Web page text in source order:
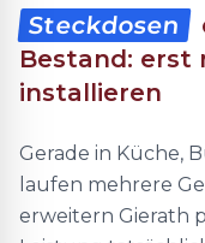
Steckdosen
Bestand: erst
installieren
Gerade in Küche,
laufen mehrere
erweitern Gierath